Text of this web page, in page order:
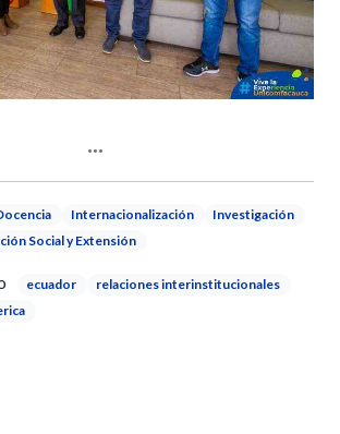
Internacionalización
Investigación
Social y Extensión
ecuador
relaciones interinstitucionales